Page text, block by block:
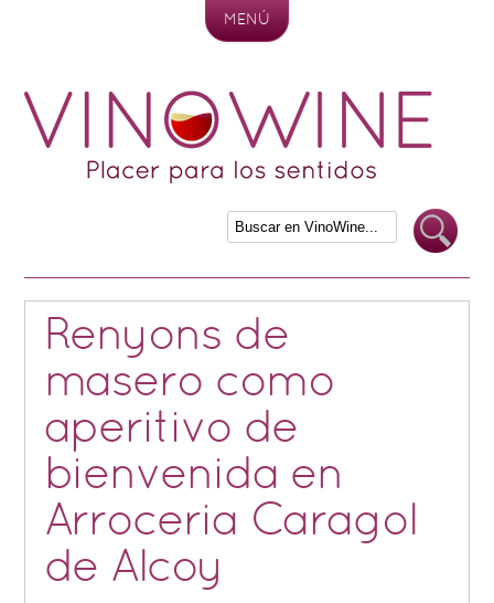
MENÚ
Renyons de
masero como
aperitivo de
bienvenida en
Arroceria Caragol
de Alcoy